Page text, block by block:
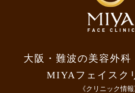
大阪・難波の美容外科
MIYAフェイスク
《クリニック情報